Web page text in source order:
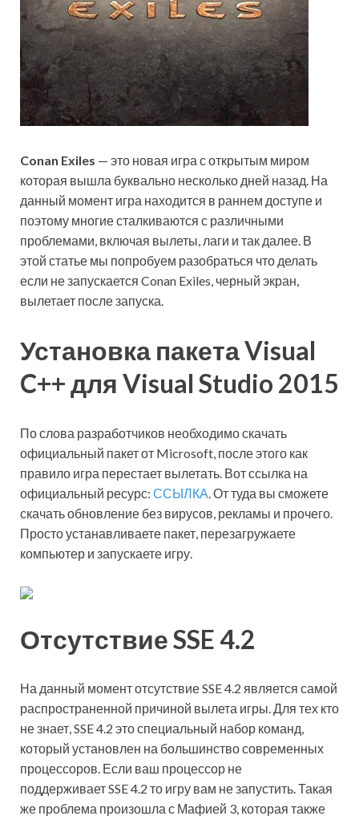
Conan Exiles — это новая игра с открытым миром
которая вышла буквально несколько дней назад. На
данный момент игра находится в раннем доступе и
поэтому многие сталкиваются с различными
проблемами, включая вылеты, лаги и так далее. В
этой статье мы попробуем разобраться что делать
если не запускается Conan Exiles, черный экран,
вылетает после запуска.
Установка пакета Visual
C++ для Visual Studio 2015
По слова разработчиков необходимо скачать
официальный пакет от Microsoft, после этого как
правило игра перестает вылетать. Вот ссылка на
официальный ресурс: ССЫЛКА. От туда вы сможете
скачать обновление без вирусов, рекламы и прочего.
Просто устанавливаете пакет, перезагружаете
компьютер и запускаете игру.
Отсутствие SSE 4.2
На данный момент отсутствие SSE 4.2 является самой
распространенной причиной вылета игры. Для тех кто
не знает, SSE 4.2 это специальный набор команд,
который установлен на большинство современных
процессоров. Если ваш процессор не
поддерживает SSE 4.2 то игру вам не запустить. Такая
же проблема произошла с Мафией 3, которая также